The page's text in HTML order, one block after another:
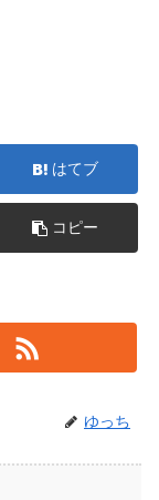
はてブ
コピー
ゆっち